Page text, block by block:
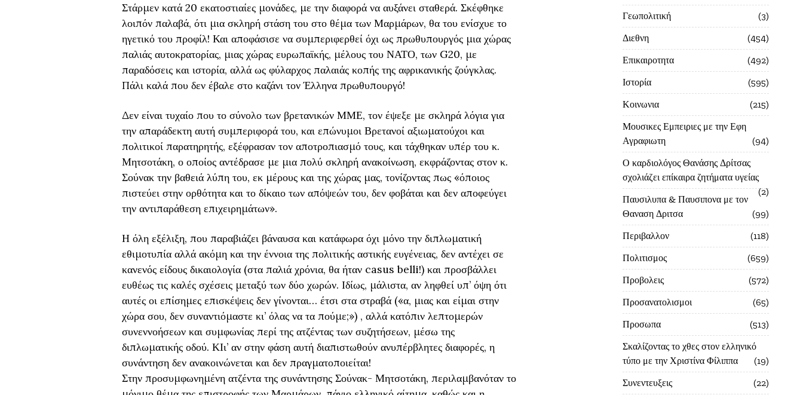
Στάρμεν κατά 20 εκατοστιαίες μονάδες, με την διαφορά να αυξάνει σταθερά. Σκέφθηκε
λοιπόν παλαβά, ότι μια σκληρή στάση του στο θέμα των Μαρμάρων, θα του ενίσχυε το
ηγετικό του προφίλ! Και αποφάσισε να συμπεριφερθεί όχι ως πρωθυπουργός μια χώρας
παλιάς αυτοκρατορίας, μιας χώρας ευρωπαϊκής, μέλους του ΝΑΤΟ, των G20, με
παραδόσεις και ιστορία, αλλά ως φύλαρχος παλαιάς κοπής της αφρικανικής ζούγκλας.
Πάλι καλά που δεν έβαλε στο καζάνι τον Έλληνα πρωθυπουργό!
Δεν είναι τυχαίο που το σύνολο των βρετανικών ΜΜΕ, τον έψεξε με σκληρά λόγια για
την απαράδεκτη αυτή συμπεριφορά του, και επώνυμοι Βρετανοί αξιωματούχοι και
πολιτικοί παρατηρητής, εξέφρασαν τον αποτροπιασμό τους, και τάχθηκαν υπέρ του κ.
Μητσοτάκη, ο οποίος αντέδρασε με μια πολύ σκληρή ανακοίνωση, εκφράζοντας στον κ.
Σούνακ την βαθειά λύπη του, εκ μέρους και της χώρας μας, τονίζοντας πως «όποιος
πιστεύει στην ορθότητα και το δίκαιο των απόψεών του, δεν φοβάται και δεν αποφεύγει
την αντιπαράθεση επιχειρημάτων».
Η όλη εξέλιξη, που παραβιάζει βάναυσα και κατάφωρα όχι μόνο την διπλωματική
εθιμοτυπία αλλά ακόμη και την έννοια της πολιτικής αστικής ευγένειας, δεν αντέχει σε
κανενός είδους δικαιολογία (στα παλιά χρόνια, θα ήταν casus belli!) και προσβάλλει
ευθέως τις καλές σχέσεις μεταξύ των δύο χωρών. Ιδίως, μάλιστα, αν ληφθεί υπ’ όψη ότι
αυτές οι επίσημες επισκέψεις δεν γίνονται… έτσι στα στραβά («α, μιας και είμαι στην
χώρα σου, δεν συναντιόμαστε κι’ όλας να τα πούμε;») , αλλά κατόπιν λεπτομερών
συνεννοήσεων και συμφωνίας περί της ατζέντας των συζητήσεων, μέσω της
διπλωματικής οδού. ΚΙι’ αν στην φάση αυτή διαπιστωθούν ανυπέρβλητες διαφορές, η
συνάντηση δεν ανακοινώνεται και δεν πραγματοποιείται!
Στην προσυμφωνημένη ατζέντα της συνάντησης Σούνακ- Μητσοτάκη, περιλαμβανόταν το
Γεωπολιτική
3
Διεθνη
454
Επικαιροτητα
492
Ιστορία
595
Κοινωνια
215
Μουσικες Εμπειριες με την Εφη
Αγραφιωτη
94
Ο καρδιολόγος Θανάσης Δρίτσας
σχολιάζει επίκαιρα ζητήματα υγείας
2
Παυσιλυπα & Παυσιπονα με τον
Θαναση Δριτσα
99
Περιβαλλον
118
Πολιτισμος
659
Προβολεις
572
Προσανατολισμοι
65
Προσωπα
513
Σκαλίζοντας το χθες στον ελληνικό
τύπο με την Χριστίνα Φίλιππα
19
Συνεντευξεις
22